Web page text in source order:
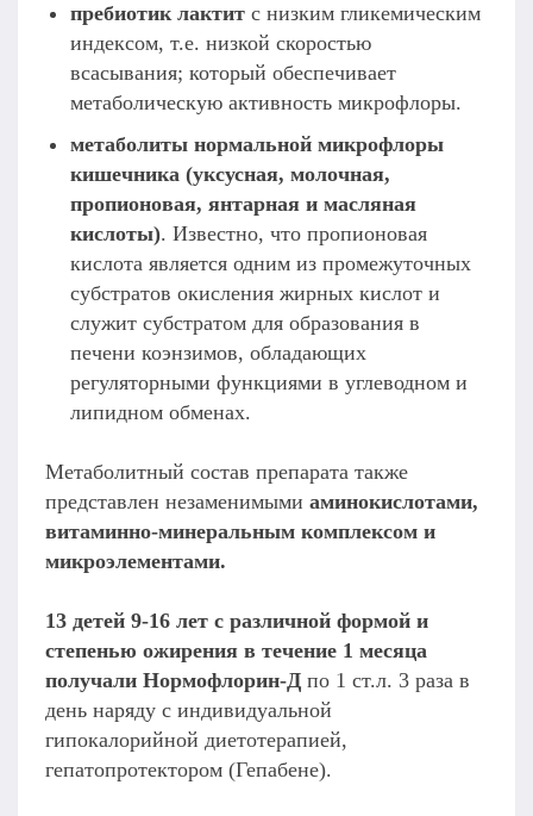
пребиотик лактит с низким гликемическим
индексом, т.е. низкой скоростью
всасывания; который обеспечивает
метаболическую активность микрофлоры.
метаболиты нормальной микрофлоры
кишечника (уксусная, молочная,
пропионовая, янтарная и масляная
кислоты). Известно, что пропионовая
кислота является одним из промежуточных
субстратов окисления жирных кислот и
служит субстратом для образования в
печени коэнзимов, обладающих
регуляторными функциями в углеводном и
липидном обменах.
Метаболитный состав препарата также
представлен незаменимымиаминокислотами,
витаминно-минеральным комплексом и
микроэлементами.
13 детей 9-16 лет с различной формой и
степенью ожирения в течение 1 месяца
получали Нормофлорин-Д по 1 ст.л. 3 раза в
день наряду с индивидуальной
гипокалорийной диетотерапией,
гепатопротектором (Гепабене).